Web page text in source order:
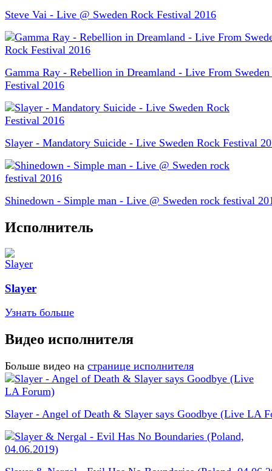
Steve Vai - Live @ Sweden Rock Festival 2016
Gamma Ray - Rebellion in Dreamland - Live From
Festival 2016
Slayer - Mandatory Suicide - Live Sweden Rock Festival
Shinedown - Simple man - Live @ Sweden rock festival
Исполнитель
Slayer
Узнать больше
Видео исполнителя
Больше видео на странице исполнителя
Slayer - Angel of Death & Slayer says Goodbye (Live LA